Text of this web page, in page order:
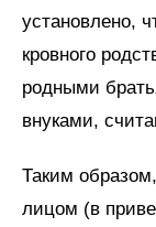
установлено,
кровного
родными
внуками,
Таким
лицом (в